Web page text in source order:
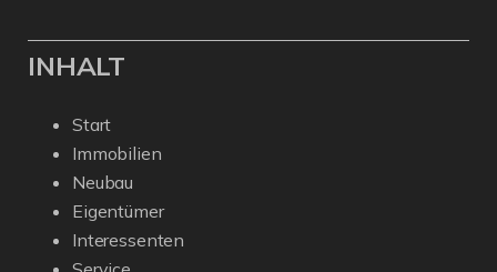
INHALT
Start
Immobilien
Neubau
Eigentümer
Interessenten